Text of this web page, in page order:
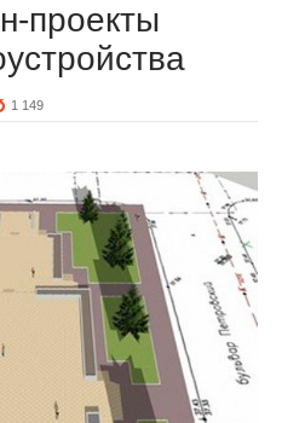
проекты
1 149